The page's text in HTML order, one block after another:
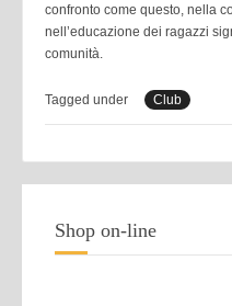
confronto come questo, nella
nell’educazione dei ragazzi
comunità.
Tagged under
Club
Shop on-line